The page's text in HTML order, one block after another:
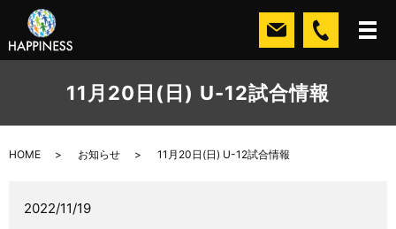
11月20日(日) U-12試合情報
HOME お知らせ 11月20日(日) U-12試合情報
2022/11/19